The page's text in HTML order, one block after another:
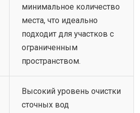
минимальное количество
места, что идеально
подходит для участков с
ограниченным
пространством.
Высокий уровень очистки
сточных вод